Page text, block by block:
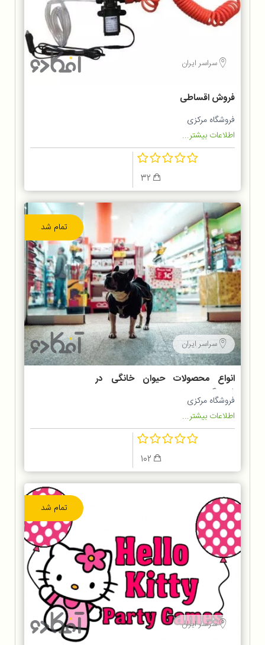
سراسر ایران
فروش اقساطی
فروشگاه مرکزی
اطلاعات بیشتر...
تمام شد
سراسر ایران
انواع محصولات حیوان خانگی در
فروشگاه پت شاپ
فروشگاه مرکزی
اطلاعات بیشتر...
تمام شد
سراسر ایران